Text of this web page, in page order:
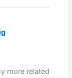
more related